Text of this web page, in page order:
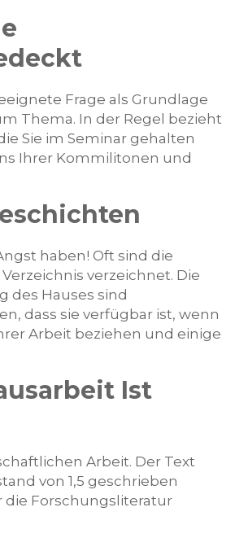
Frage als Grundlage
Thema. In der Regel bezieht
Sie im Seminar gehalten
Ihrer Kommilitonen und
haben! Oft sind die
verzeichnet. Die
des Hauses sind
dass sie verfügbar ist, wenn
Arbeit beziehen und einige
Ist
Arbeit. Der Text
von 1,5 geschrieben
die Forschungsliteratur